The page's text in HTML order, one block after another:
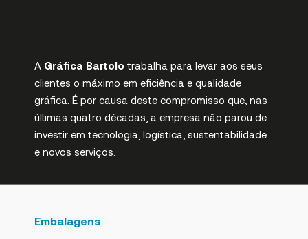
A Gráfica Bartolo trabalha para levar aos seus
clientes o máximo em eficiência e qualidade
gráfica. É por causa deste compromisso que, nas
últimas quatro décadas, a empresa não parou de
investir em tecnologia, logística, sustentabilidade
e novos serviços.
Embalagens